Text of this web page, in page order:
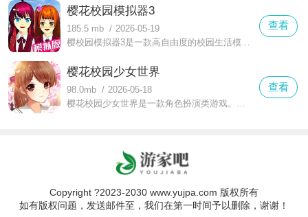
樱花校园模拟器3
185.5 mb / 2026-05-19
查看
樱花校园少女世界
98.0mb / 2026-05-18
樱花校园少女世界是一款角色扮演类游戏。玩家通过参与冒险就能获取游戏奖励，同时游戏还拥有丰富多样的玩法。在游戏里，你可以扮演一位可爱又有趣的女高中生，每天和当地的同学们一同生活、学习，像真正的高中生那样尽情玩耍。喜欢这类游戏的玩家，不妨来樱花校园女生世界里探索一番，亲身体验其中的乐趣！
查看
Copyright ?2023-2030 www.yujpa.com 版权所有
如有版权问题，发送邮件至，我们在第一时间予以删除，谢谢！